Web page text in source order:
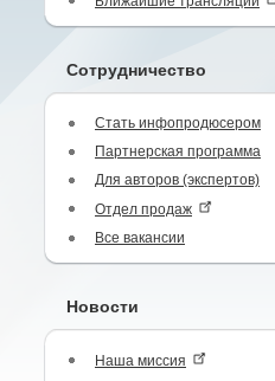
Сотрудничество
Стать инфопродюсером
Партнерская программа
Для авторов (экспертов)
Отдел продаж
Все вакансии
Новости
Наша миссия